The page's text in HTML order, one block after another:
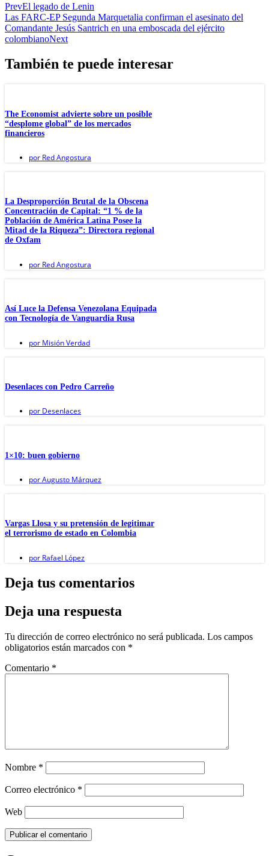
PrevEl legado de Lenin
Las FARC-EP Segunda Marquetalia confirman el asesinato del
Comandante Jesús Santrich en una emboscada del ejército
colombianoNext
También te puede interesar
The Economist advierte sobre un posible
“desplome global” de los mercados
financieros
por Red Angostura
La Desproporción Brutal de la Obscena
Concentración de Capital: “1 % de la
Población de América Latina Posee la
Mitad de la Riqueza”: Directora regional
de Oxfam
por Red Angostura
Así Luce la Defensa Venezolana Equipada
con Tecnología de Vanguardia Rusa
por Misión Verdad
Desenlaces con Pedro Carreño
por Desenlaces
1×10: buen gobierno
porAugusto Márquez
Vargas Llosa y su pretensión de legitimar
el terrorismo de estado en Colombia
por Rafael López
Deja tus comentarios
Deja una respuesta
Tu dirección de correo electrónico no será publicada. Los campos
obligatorios están marcados con *
Comentario *
Nombre *
Correo electrónico *
Web